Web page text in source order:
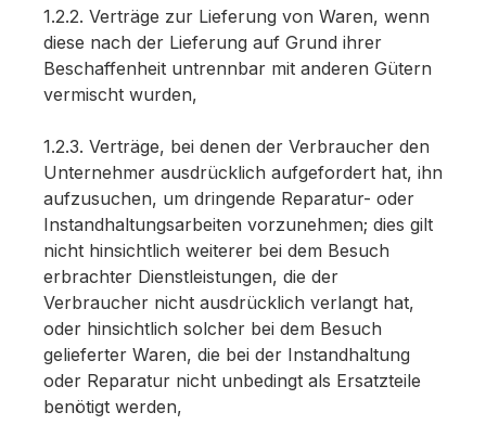
1.2.2. Verträge zur Lieferung von Waren, wenn
diese nach der Lieferung auf Grund ihrer
Beschaffenheit untrennbar mit anderen Gütern
vermischt wurden,
1.2.3. Verträge, bei denen der Verbraucher den
Unternehmer ausdrücklich aufgefordert hat, ihn
aufzusuchen, um dringende Reparatur- oder
Instandhaltungsarbeiten vorzunehmen; dies gilt
nicht hinsichtlich weiterer bei dem Besuch
erbrachter Dienstleistungen, die der
Verbraucher nicht ausdrücklich verlangt hat,
oder hinsichtlich solcher bei dem Besuch
gelieferter Waren, die bei der Instandhaltung
oder Reparatur nicht unbedingt als Ersatzteile
benötigt werden,